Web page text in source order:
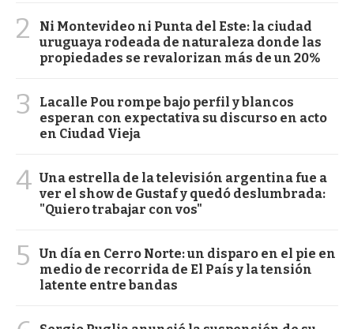
2
Ni Montevideo ni Punta del Este: la ciudad
uruguaya rodeada de naturaleza donde las
propiedades se revalorizan más de un 20%
3
Lacalle Pou rompe bajo perfil y blancos
esperan con expectativa su discurso en acto
en Ciudad Vieja
4 Una estrella de la televisión argentina fue a
ver el show de Gustaf y quedó deslumbrada:
"Quiero trabajar con vos"
5
Un día en Cerro Norte: un disparo en el pie en
medio de recorrida de El País y la tensión
latente entre bandas